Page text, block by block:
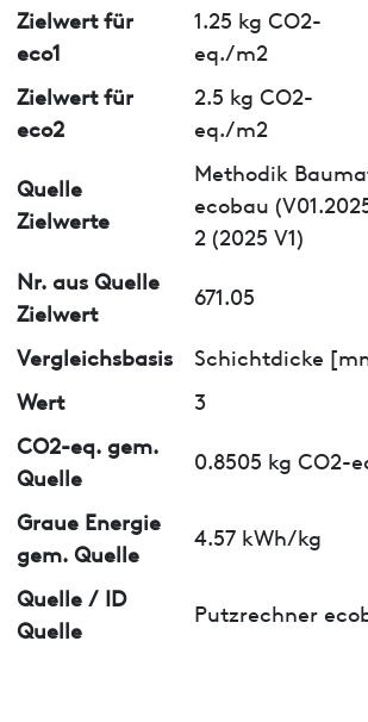
Zielwert für
eco1
1.25 kg CO2-
eq./m2
Zielwert für
eco2
2.5 kg CO2-
eq./m2
Quelle
Zielwerte
Methodik
ecobau
2 (2025 V1)
Nr. aus Quelle
Zielwert
671.05
Vergleichsbasis
Schichtdicke
Wert
3
CO2-eq. gem.
Quelle
0.8505 kg CO2-
Graue Energie
gem. Quelle
4.57 kWh/kg
Quelle / ID
Quelle
Putzrechner